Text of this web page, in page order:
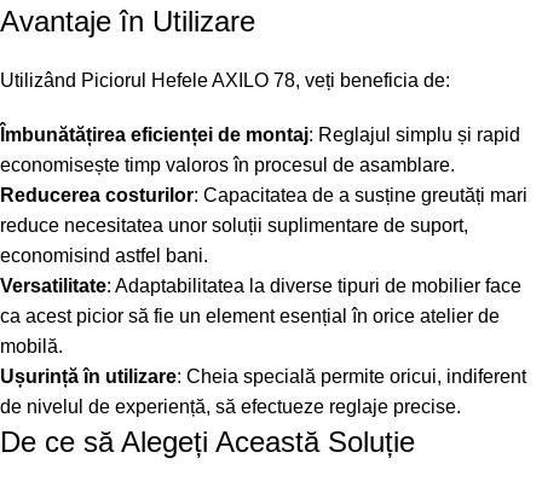
Avantaje în Utilizare
Utilizând Piciorul Hefele AXILO 78, veți beneficia de:
Îmbunătățirea eficienței de montaj: Reglajul simplu și rapid
economisește timp valoros în procesul de asamblare.
Reducerea costurilor: Capacitatea de a susține greutăți mari
reduce necesitatea unor soluții suplimentare de suport,
economisind astfel bani.
Versatilitate: Adaptabilitatea la diverse tipuri de mobilier face
ca acest picior să fie un element esențial în orice atelier de
mobilă.
Ușurință în utilizare: Cheia specială permite oricui, indiferent
de nivelul de experiență, să efectueze reglaje precise.
De ce să Alegeți Această Soluție